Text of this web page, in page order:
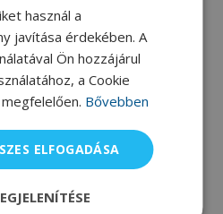
Goggle Case
4 925 Ft
termékek
használ a
javítása érdekében. A
Ön hozzájárul
a Cookie
Bővebben
ELFOGADÁSA